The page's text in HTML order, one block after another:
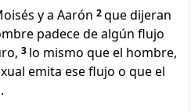
y a Aarón 2que dijeran
padece de algún flujo
3 lo mismo que el hombre,
emita ese flujo o que el